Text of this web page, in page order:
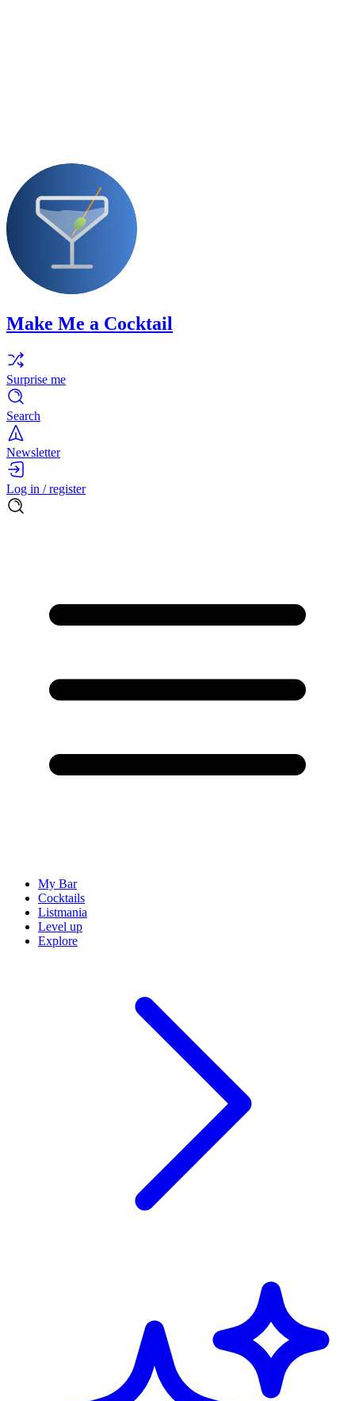
Make Me a Cocktail
Surprise me
Search
Newsletter
Log in / register
My Bar
Cocktails
Listmania
Level up
Explore